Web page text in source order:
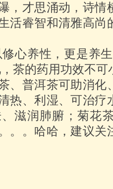
，才思涌动，诗情
活睿智和清雅高尚
心养性，更是养
茶的药用功效不
、普洱茶可助消化
热、利湿、可治疗
滋润肺腑；菊花
。。哈哈，建议关